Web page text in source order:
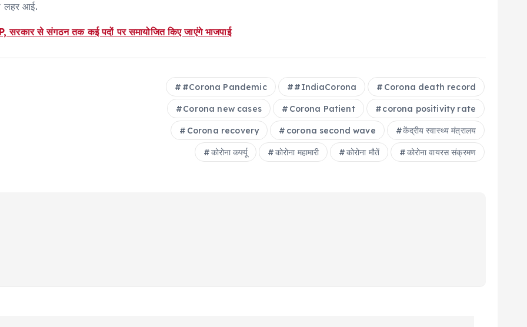
लहर आई.
सरकार से संगठन तक कई पदों पर समायोजित किए जाएंगे भाजपाई
#Corona Pandemic #IndiaCorona Corona death record
Corona new cases Corona Patient corona positivity rate
Corona recovery corona second wave केंद्रीय स्वास्थ्य मंत्रालय
कोरोना कर्फ्यू कोरोना महामारी कोरोना मौतें कोरोना वायरस संक्रमण